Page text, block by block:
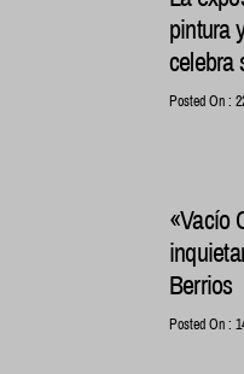
pintura
celebra
Posted On :
«Vacío
Berrios
Posted On :